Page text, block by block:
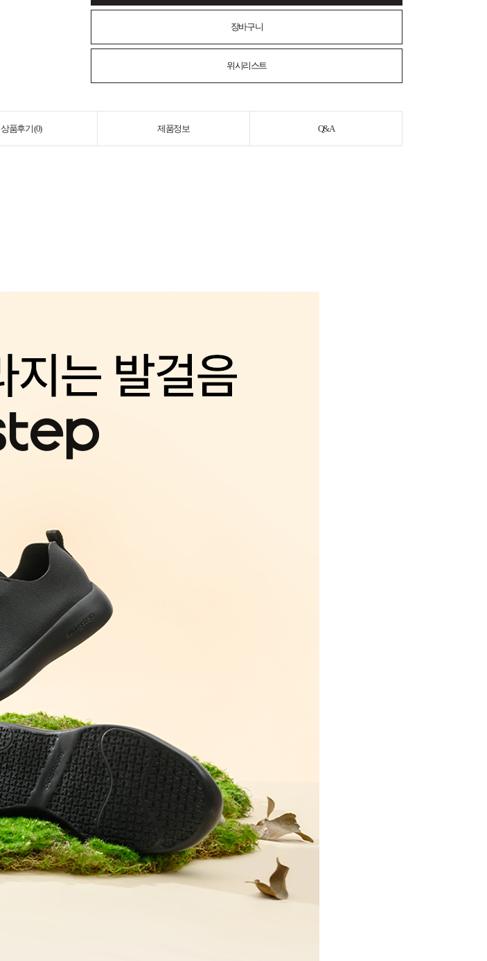
장바구니
위시리스트
상품후기 (0) 제품정보 Q&A